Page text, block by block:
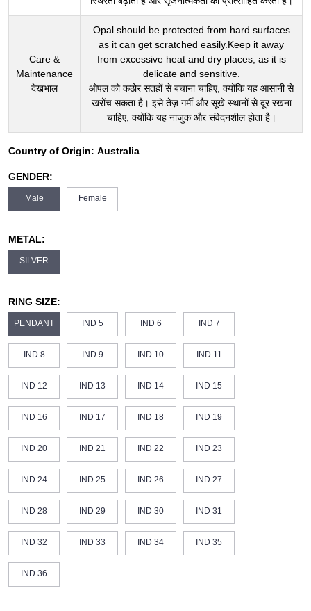
Care &
Maintenance
देखभाल
Opal should be protected from hard surfaces
as it can get scratched easily.Keep it away
from excessive heat and dry places, as it is
delicate and sensitive.
ओपल को कठोर सतहों से बचाना चाहिए, क्योंकि यह आसानी से
खरोंच सकता है। इसे तेज़ गर्मी और सूखे स्थानों से दूर रखना
चाहिए, क्योंकि यह नाजुक और संवेदनशील होता है।
Country of Origin: Australia
GENDER:
Male Female
METAL:
SILVER
RING SIZE:
PENDANT IND 5 IND 6 IND 7
IND 8 IND 9 IND 10 IND 11
IND 12 IND 13 IND 14 IND 15
IND 16 IND 17 IND 18 IND 19
IND 20 IND 21 IND 22 IND 23
IND 24 IND 25 IND 26 IND 27
IND 28 IND 29 IND 30 IND 31
IND 32 IND 33 IND 34 IND 35
IND 36